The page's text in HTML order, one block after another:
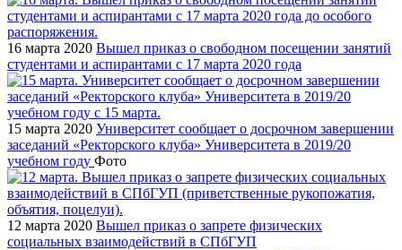
16 марта 2020 Вышел приказ о свободном посещении занятий
студентами и аспирантами с 17 марта 2020 года
15 марта 2020 Университет сообщает о досрочном завершении
заседаний «Ректорского клуба» Университета в 2019/20
учебном году Фото
12 марта 2020 Вышел приказ о запрете физических
социальных взаимодействий в СПбГУП